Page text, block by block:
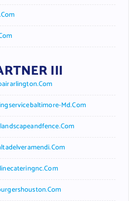
III
Md.com